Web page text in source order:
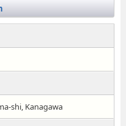
shi, Kanagawa